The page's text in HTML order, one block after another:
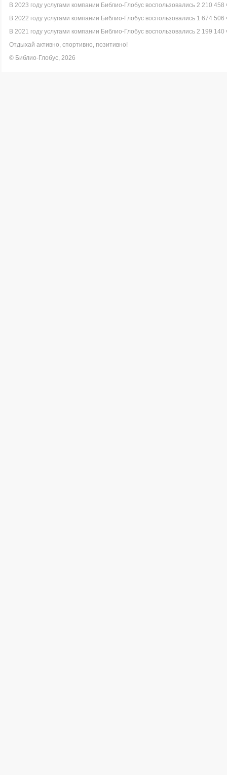
В 2023 году услугами компании Библио-Глобус воспользовались 2 210 458
В 2022 году услугами компании Библио-Глобус воспользовались 1 674 506
В 2021 году услугами компании Библио-Глобус воспользовались 2 199 140
Отдыхай активно, спортивно, позитивно!
© Библио-Глобус, 2026